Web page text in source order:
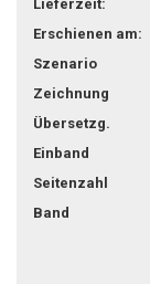
Lieferzeit:
Erschienen am:
Szenario
Zeichnung
Übersetzg.
Einband
Seitenzahl
Band